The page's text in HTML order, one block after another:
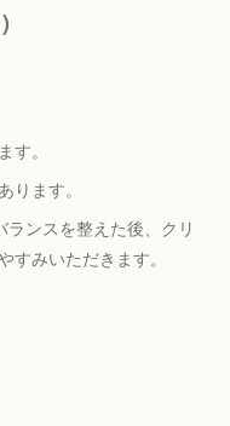
す。
ります。
ンスを整えた後、クリ
すみいただきます。